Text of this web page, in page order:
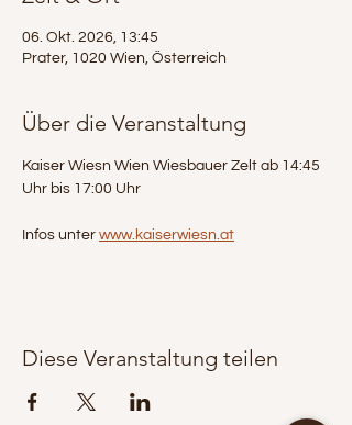
06. Okt. 2026, 13:45
Prater, 1020 Wien, Österreich
Über die Veranstaltung
Kaiser Wiesn Wien Wiesbauer Zelt ab 14:45
Uhr bis 17:00 Uhr
Infos unter www.kaiserwiesn.at
Diese Veranstaltung teilen